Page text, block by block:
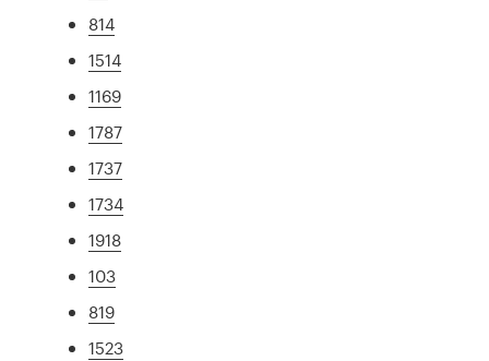
814
1514
1169
1787
1737
1734
1918
103
819
1523